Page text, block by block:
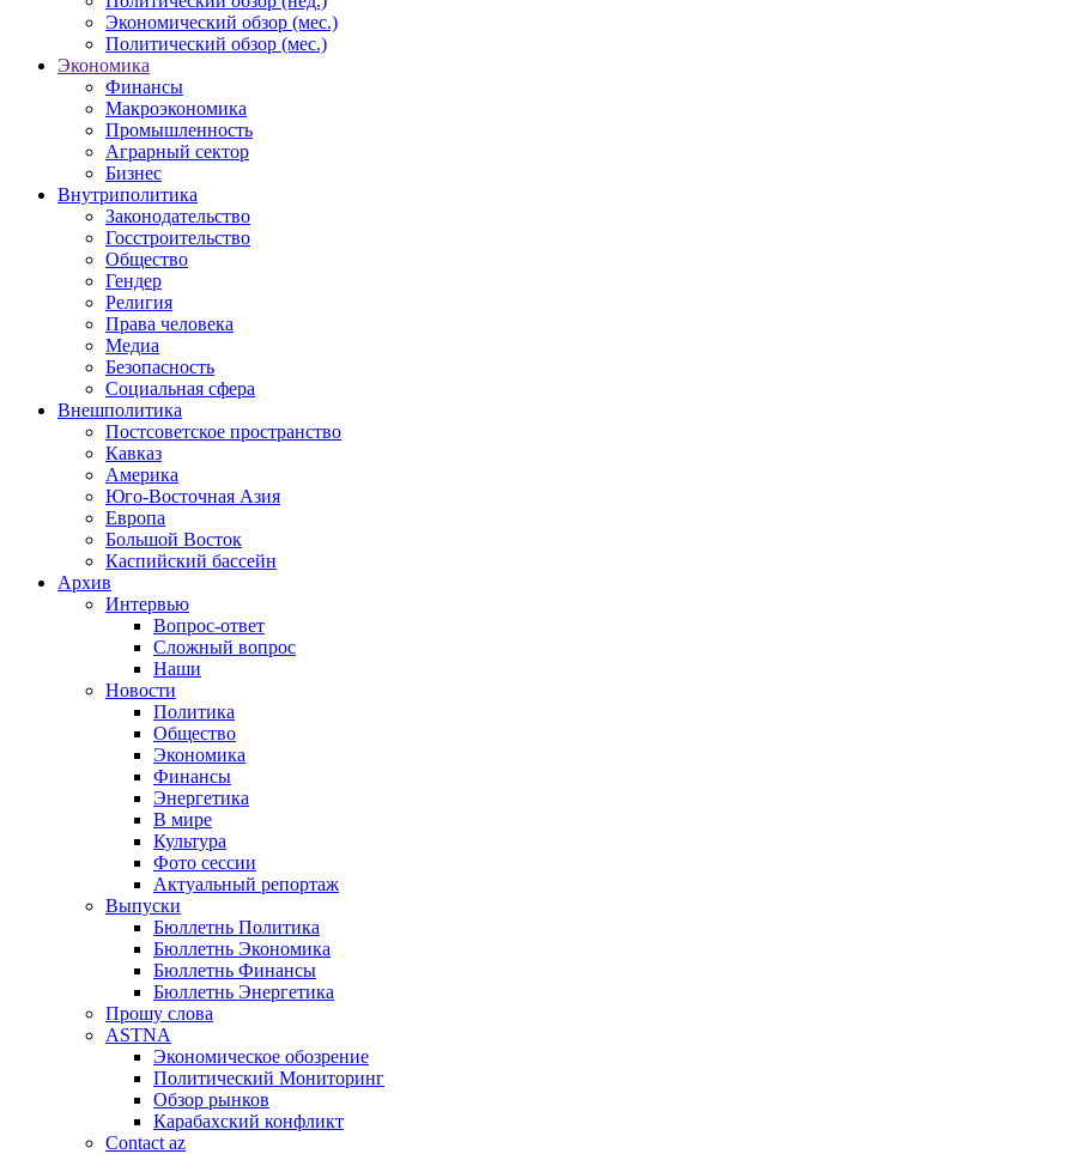
Экономический обзор (мес.)
Политический обзор (мес.)
Экономика
Финансы
Макроэкономика
Промышленность
Аграрный сектор
Бизнес
Внутриполитика
Законодательство
Госстроительство
Общество
Гендер
Религия
Права человека
Медиа
Безопасность
Социальная сфера
Внешполитика
Постсоветское пространство
Кавказ
Америка
Юго-Восточная Азия
Европа
Большой Восток
Каспийский бассейн
Архив
Интервью
Вопрос-ответ
Сложный вопрос
Наши
Новости
Политика
Общество
Экономика
Финансы
Энергетика
В мире
Культура
Фото сессии
Актуальный репортаж
Выпуски
Бюллетнь Политика
Бюллетнь Экономика
Бюллетнь Финансы
Бюллетнь Энергетика
Прошу слова
ASTNA
Экономическое обозрение
Политический Мониторинг
Обзор рынков
Карабахский конфликт
Contact az